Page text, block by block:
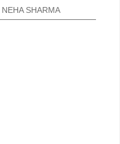
NEHA SHARMA